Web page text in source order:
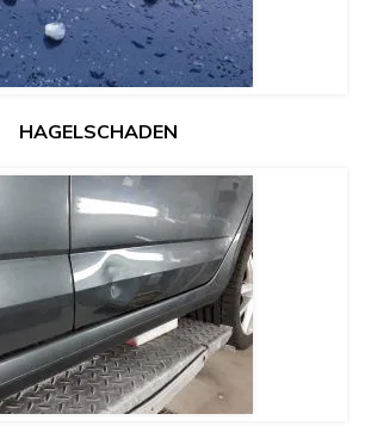
HAGELSCHADEN